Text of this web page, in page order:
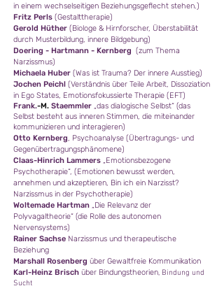
in einem wechselseitigen Beziehungsgeflecht stehen.)
Fritz Perls (Gestalttherapie)
Gerold Hüther (Biologe & Hirnforscher, Überstabilität
durch Musterbildung, innere Bildgebung)
Doering - Hartmann - Kernberg (zum Thema
Narzissmus)
Michaela Huber (Was ist Trauma? Der innere Ausstieg)
Jochen Peichl (Verständnis über Teile Arbeit, Dissoziation
in Ego States, Emotionsfokussierte Therapie (EFT)
Frank.-M. Staemmler „das dialogische Selbst“ (das
Selbst besteht aus inneren Stimmen, die miteinander
kommunizieren und interagieren)
Otto Kernberg, Psychoanalyse (Übertragungs- und
Gegenübertragungsphänomene)
Claas-Hinrich Lammers „Emotionsbezogene
Psychotherapie“, (Emotionen bewusst werden,
annehmen und akzeptieren, Bin ich ein Narzisst?
Narzissmus in der Psychotherapie)
Woltemade Hartman „Die Relevanz der
Polyvagaltheorie“ (die Rolle des autonomen
Nervensystems)
Rainer Sachse Narzissmus und therapeutische
Beziehung
Marshall Rosenberg über Gewaltfreie Kommunikation
Karl-Heinz Brisch über Bindungstheorien, Bindung und
Sucht